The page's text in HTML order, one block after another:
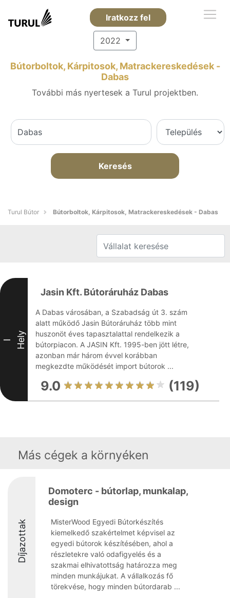
Iratkozz fel
2022
Bútorboltok, Kárpitosok, Matrackereskedések -
Dabas
További más nyertesek a Turul projektben.
Keresés
Turul Bútor Bútorboltok, Kárpitosok, Matrackereskedések - Dabas
I Hely
Jasin Kft. Bútoráruház Dabas
A Dabas városában, a Szabadság út 3. szám
alatt működő Jasin Bútoráruház több mint
huszonöt éves tapasztalattal rendelkezik a
bútorpiacon. A JASIN Kft. 1995-ben jött létre,
azonban már három évvel korábban
megkezdte működését import bútorok ...
9.0 (119)
Más cégek a környéken
Díjazottak
Domoterc - bútorlap, munkalap,
design
MisterWood Egyedi Bútorkészítés
kiemelkedő szakértelmet képvisel az
egyedi bútorok készítésében, ahol a
részletekre való odafigyelés és a
szakmai elhivatottság határozza meg
minden munkájukat. A vállalkozás fő
törekvése, hogy minden bútordarab ...